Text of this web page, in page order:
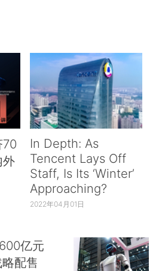
70
外
In Depth: As
Tencent Lays Off
Staff, Is Its ‘Winter’
Approaching?
2022年04月01日
亿元
配售